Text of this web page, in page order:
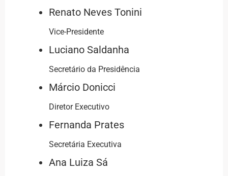
Renato Neves Tonini
Vice-Presidente
Luciano Saldanha
Secretário da Presidência
Márcio Donicci
Diretor Executivo
Fernanda Prates
Secretária Executiva
Ana Luiza Sá